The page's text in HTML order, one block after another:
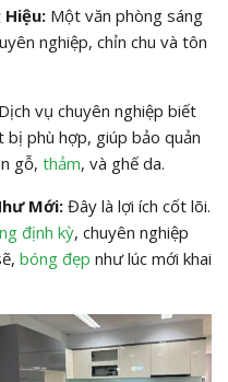
Một văn phòng sáng
nghiệp, chỉn chu và tôn
vụ chuyên nghiệp biết
phù hợp, giúp bảo quản
gỗ, thảm, và ghế da.
Mới:Đây là lợi ích cốt lõi.
định kỳ, chuyên nghiệp
bóng đẹp như lúc mới khai